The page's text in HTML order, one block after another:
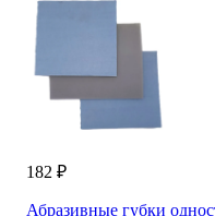
182 ₽
Абразивные губки